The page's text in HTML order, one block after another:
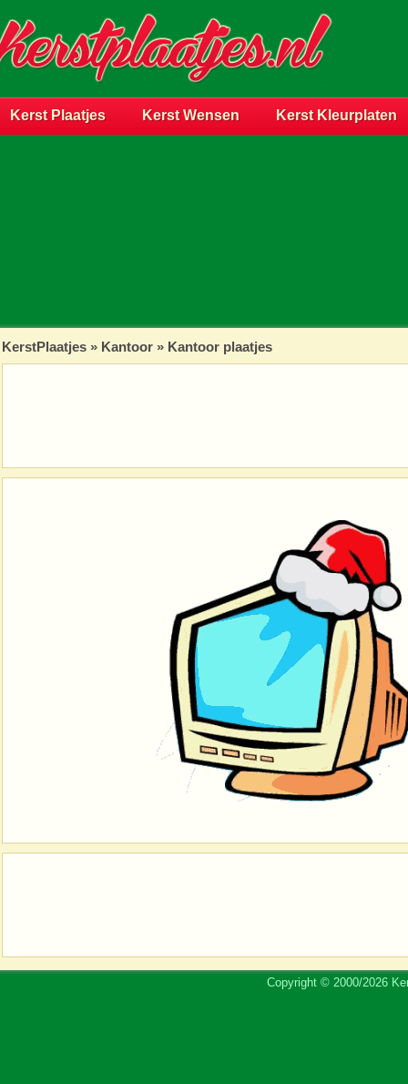
Kerst Plaatjes Kerst Wensen Kerst Kleurplaten
KerstPlaatjes » Kantoor » Kantoor plaatjes
Copyright © 2000/2026